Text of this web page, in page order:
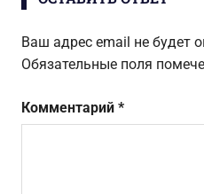
Ваш адрес email не будет
Обязательные поля
Комментарий *